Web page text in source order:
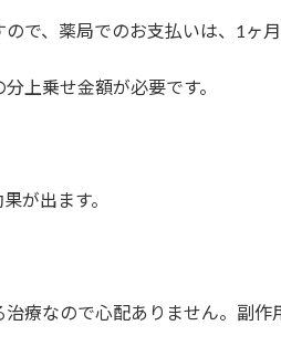
で、薬局でのお支払いは、1ヶ
上乗せ金額が必要です。
が出ます。
療なので心配ありません。副作